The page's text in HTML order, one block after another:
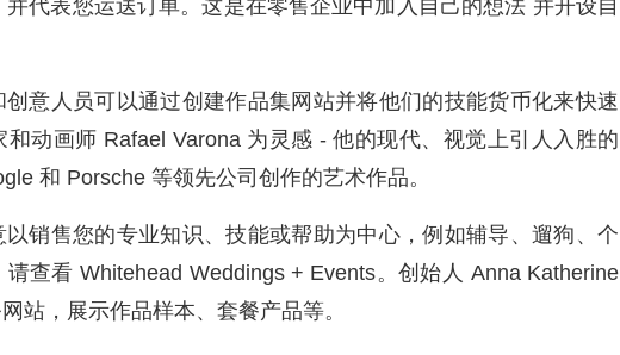
代表您运送订单。这是在零售企业中加入自己的想法 并开设自
创意人员可以通过创建作品集网站并将他们的技能货币化来快速
和动画师 Rafael Varona为灵感 - 他的现代、视觉上引人入胜的
和 Porsche 等领先公司创作的艺术作品。
以销售您的专业知识、技能或帮助为中心，例如辅导、遛狗、个
请查看Whitehead Weddings + Events。创始人 Anna Katherine
站 ，展示作品样本、套餐产品等。